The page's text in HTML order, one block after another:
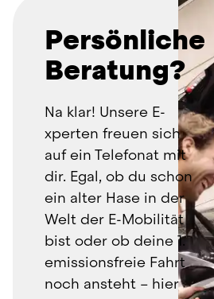
Persönliche
Beratung?
Na klar! Unsere E-
xperten freuen sich
auf ein Telefonat mit
dir. Egal, ob du schon
ein alter Hase in der
Welt der
E-Mobilität
bist oder ob deine 1.
emissionsfreie Fahrt
noch ansteht – hier